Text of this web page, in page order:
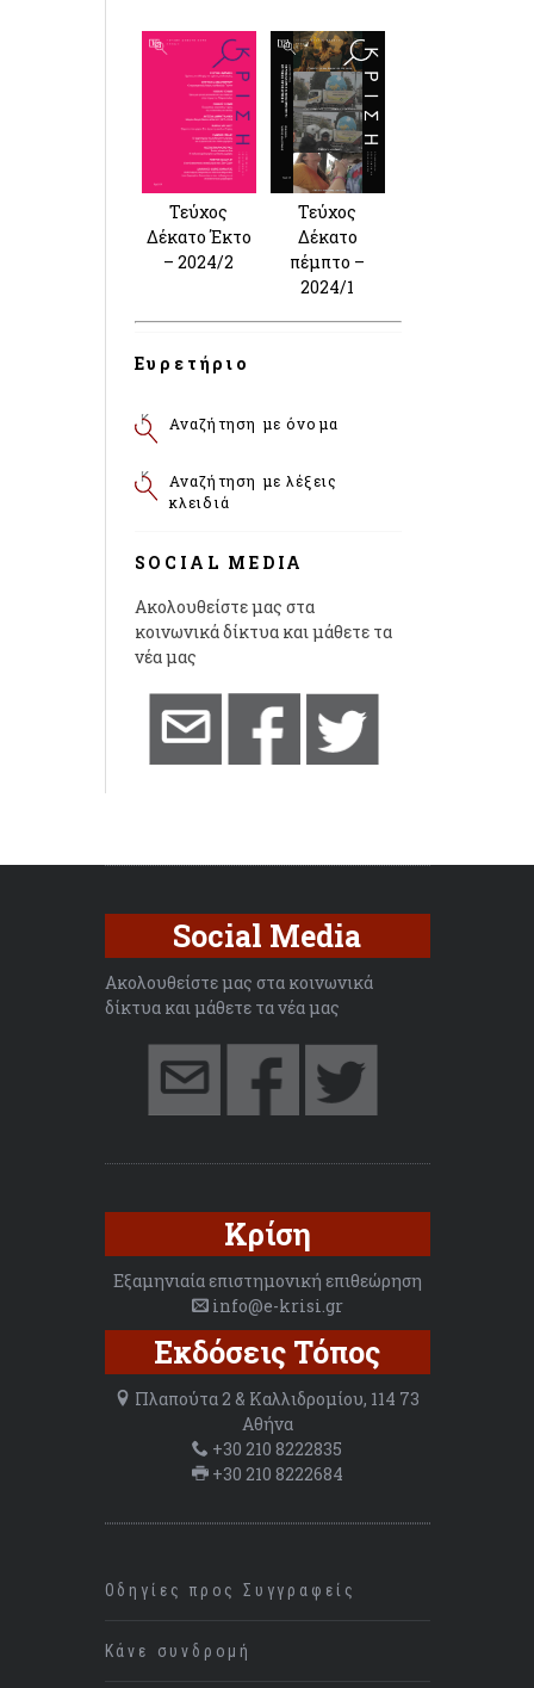
Τεύχος
Δέκατο Έκτο
– 2024/2
Τεύχος
Δέκατο
πέμπτο –
2024/1
Ευρετήριο
Αναζήτηση με όνομα
Αναζήτηση με λέξεις
κλειδιά
SOCIAL MEDIA
Ακολουθείστε μας στα
κοινωνικά δίκτυα και μάθετε τα
νέα μας
Social Media
Ακολουθείστε μας στα κοινωνικά
δίκτυα και μάθετε τα νέα μας
Κρίση
Εξαμηνιαία επιστημονική επιθεώρηση
info@e-krisi.gr
Εκδόσεις Τόπος
Πλαπούτα 2 & Καλλιδρομίου, 114 73
Αθήνα
+30 210 8222835
+30 210 8222684
Οδηγίες προς Συγγραφείς
Κάνε συνδρομή